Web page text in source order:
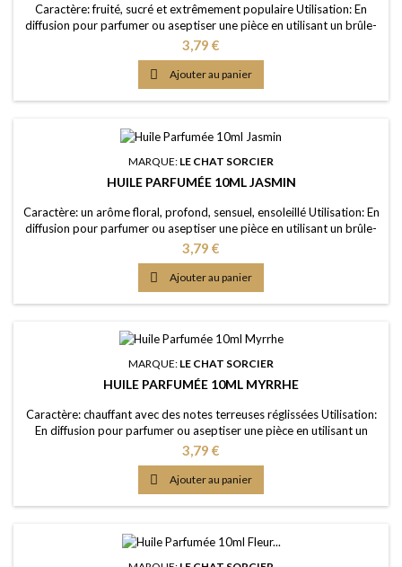
Caractère: fruité, sucré et extrêmement populaire Utilisation: En
diffusion pour parfumer ou aseptiser une pièce en utilisant un brûle-
parfum ou un diffuseur (diluée dans de l'eau); dans un pot-pourri ou
sur les fleurs séchées; en ajoutant à vos lessives ou votre eau de
ménage Elaboration: Une huile de parfum de première qualité,
portée dans une huile...
Prix
3,79 €
 Ajouter au panier
MARQUE: LE CHAT SORCIER
HUILE PARFUMÉE 10ML JASMIN
Caractère: un arôme floral, profond, sensuel, ensoleillé Utilisation: En
diffusion pour parfumer ou aseptiser une pièce en utilisant un brûle-
parfum ou un diffuseur (diluée dans de l'eau); dans un pot-pourri ou
sur les fleurs séchées; en ajoutant à vos lessives ou votre eau de
ménage Elaboration: Une huile de parfum de première qualité,
portée dans...
Prix
3,79 €
 Ajouter au panier
MARQUE: LE CHAT SORCIER
HUILE PARFUMÉE 10ML MYRRHE
Caractère: chauffant avec des notes terreuses réglissées Utilisation:
En diffusion pour parfumer ou aseptiser une pièce en utilisant un
brûle-parfum ou un diffuseur (diluée dans de l'eau); dans un pot-
pourri ou sur les fleurs séchées; en ajoutant à vos lessives ou votre
eau de ménage Elaboration: Une huile de parfum de première
qualité, portée dans...
Prix
3,79 €
 Ajouter au panier